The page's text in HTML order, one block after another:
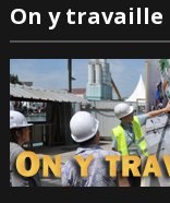
On y travaille